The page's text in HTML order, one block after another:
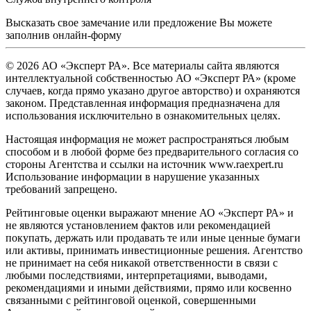
Высказать свое замечание или предложение Вы можете
заполнив онлайн-форму
© 2026 АО «Эксперт РА». Все материалы сайта являются
интеллектуальной собственностью АО «Эксперт РА» (кроме
случаев, когда прямо указано другое авторство) и охраняются
законом. Представленная информация предназначена для
использования исключительно в ознакомительных целях.
Настоящая информация не может распространяться любым
способом и в любой форме без предварительного согласия со
стороны Агентства и ссылки на источник www.raexpert.ru
Использование информации в нарушение указанных
требований запрещено.
Рейтинговые оценки выражают мнение АО «Эксперт РА» и
не являются установлением фактов или рекомендацией
покупать, держать или продавать те или иные ценные бумаги
или активы, принимать инвестиционные решения. Агентство
не принимает на себя никакой ответственности в связи с
любыми последствиями, интерпретациями, выводами,
рекомендациями и иными действиями, прямо или косвенно
связанными с рейтинговой оценкой, совершенными